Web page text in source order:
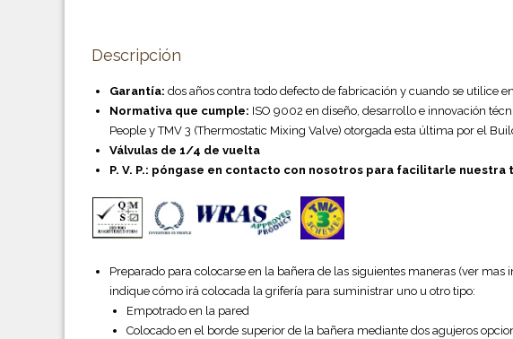
Descripción
Garantía: dos años contra todo defecto de fabricación y cuando se utilice
Normativa que cumple: ISO 9002 en diseño, desarrollo e innovación
People y TMV 3 (Thermostatic Mixing Valve) otorgada esta última por el
Válvulas de 1/4 de vuelta
P. V. P.: póngase en contacto con nosotros para facilitarle
Preparado para colocarse en la bañera de las siguientes maneras (ver mas
indique cómo irá colocada la grifería para suministrar uno u otro tipo:
Empotrado en la pared
Colocado en el borde superior de la bañera mediante dos agujeros